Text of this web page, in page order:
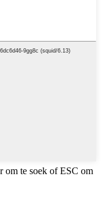
om te soek of ESC om